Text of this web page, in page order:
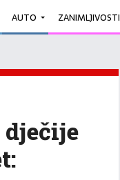
AUTO ZANIMLJIVOSTI